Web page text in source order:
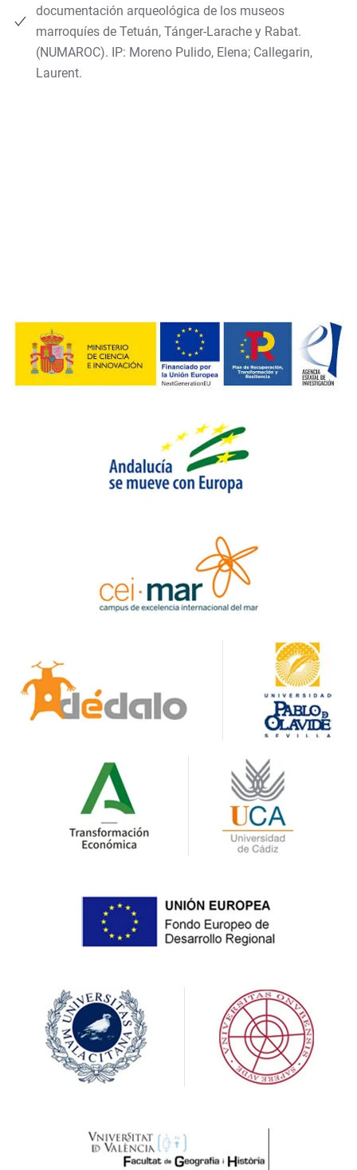
documentación arqueológica de los museos
marroquíes de Tetuán, Tánger-Larache y Rabat.
(NUMAROC). IP: Moreno Pulido, Elena; Callegarin,
Laurent.